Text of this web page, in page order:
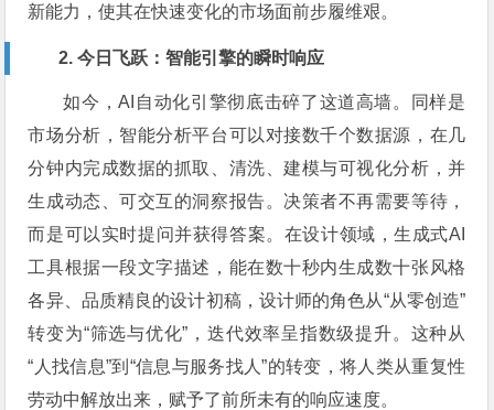
新能力，使其在快速变化的市场面前步履维艰。
2. 今日飞跃：智能引擎的瞬时响应
如今，AI自动化引擎彻底击碎了这道高墙。同样是
市场分析，智能分析平台可以对接数千个数据源，在几
分钟内完成数据的抓取、清洗、建模与可视化分析，并
生成动态、可交互的洞察报告。决策者不再需要等待，
而是可以实时提问并获得答案。在设计领域，生成式AI
工具根据一段文字描述，能在数十秒内生成数十张风格
各异、品质精良的设计初稿，设计师的角色从“从零创造”
转变为“筛选与优化”，迭代效率呈指数级提升。这种从
“人找信息”到“信息与服务找人”的转变，将人类从重复性
劳动中解放出来，赋予了前所未有的响应速度。